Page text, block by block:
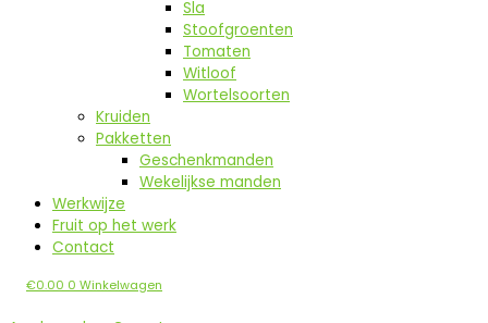
Sla
Stoofgroenten
Tomaten
Witloof
Wortelsoorten
Kruiden
Pakketten
Geschenkmanden
Wekelijkse manden
Werkwijze
Fruit op het werk
Contact
€0.00 0 Winkelwagen